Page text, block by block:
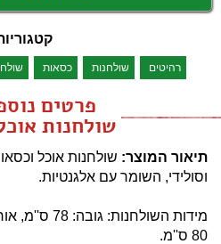
רהיטים שולחנות כסאות
פרטים
שולחנות
תיאור המוצר: שולחנות אוכל
וסולידי, השומר עם אלגנטיות.
80 ס''מ.